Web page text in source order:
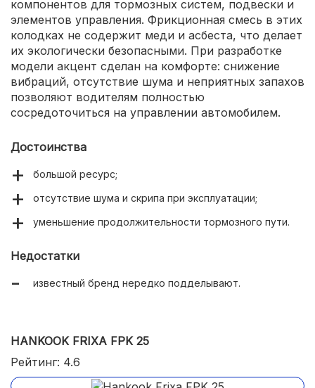
компонентов для тормозных систем, подвески и
элементов управления. Фрикционная смесь в этих
колодках не содержит меди и асбеста, что делает
их экологически безопасными. При разработке
модели акцент сделан на комфорте: снижение
вибраций, отсутствие шума и неприятных запахов
позволяют водителям полностью
сосредоточиться на управлении автомобилем.
Достоинства
большой ресурс;
отсутствие шума и скрипа при эксплуатации;
уменьшение продолжительности тормозного пути.
Недостатки
известный бренд нередко подделывают.
HANKOOK FRIXA FPK 25
Рейтинг: 4.6